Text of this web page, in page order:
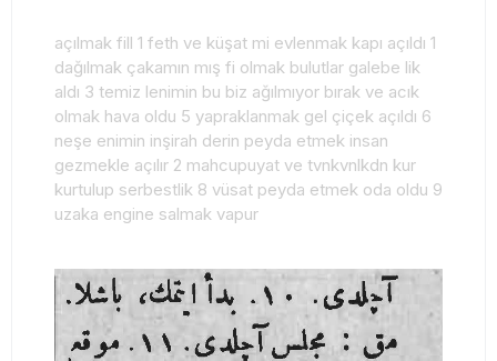
açılmak fill 1 feth ve küşat mi evlenmak kapı açıldı 1
dağılmak çakamın mış fi olmak bulutlar galebe lik
aldı 3 temiz lenimin bu biz ağılmıyor bırak ve acık
olmak hava oldu 5 yapraklanmak gel çiçek açıldı 6
neşe enimin inşirah derin peyda etmek insan
gezmekle açılır 2 mahcupuyat ve tvnkvnlkdn kur
kurtulup serbestlik 8 vüsat peyda etmek oda oldu 9
uzaka engine salmak vapur